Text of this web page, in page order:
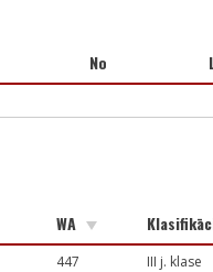
No
WA
447 III j. klase